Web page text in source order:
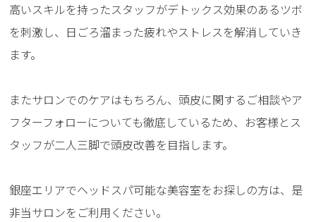
高いスキルを持ったスタッフがデトックス効果のあるツボ
を刺激し、日ごろ溜まった疲れやストレスを解消していき
ます。
またサロンでのケアはもちろん、頭皮に関するご相談やア
フターフォローについても徹底しているため、お客様とス
タッフが二人三脚で頭皮改善を目指します。
銀座エリアでヘッドスパ可能な美容室をお探しの方は、是
非当サロンをご利用ください。